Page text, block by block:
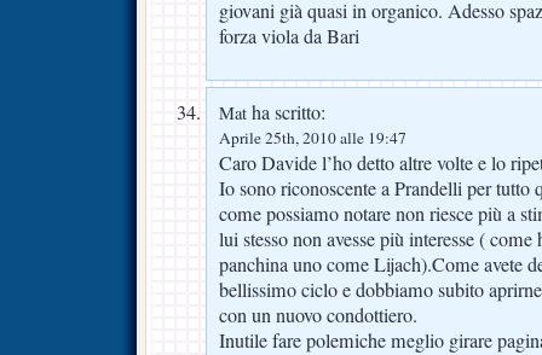
giovani già quasi in organico. Adesso
forza viola da Bari
Mat ha scritto:
Aprile 25th, 2010 alle 19:47
Caro Davide l’ho detto altre volte e lo
Io sono riconoscente a Prandelli per tutto
come possiamo notare non riesce più a
lui stesso non avesse più interesse ( come
panchina uno come Lijach).Come avete
bellissimo ciclo e dobbiamo subito
con un nuovo condottiero.
Inutile fare polemiche meglio girare